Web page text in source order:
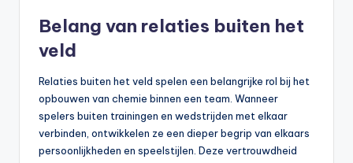
Belang van relaties buiten het
veld
Relaties buiten het veld spelen een belangrijke rol bij het
opbouwen van chemie binnen een team. Wanneer
spelers buiten trainingen en wedstrijden met elkaar
verbinden, ontwikkelen ze een dieper begrip van elkaars
persoonlijkheden en speelstijlen. Deze vertrouwdheid